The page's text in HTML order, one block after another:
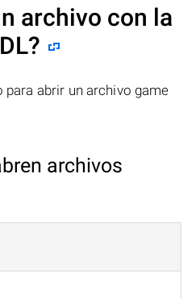
archivo con la
para abrir un archivo game
archivos